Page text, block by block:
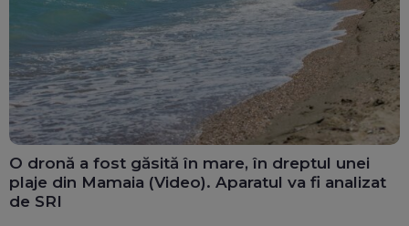
O dronă a fost găsită în mare, în dreptul unei
plaje din Mamaia (Video). Aparatul va fi analizat
de SRI